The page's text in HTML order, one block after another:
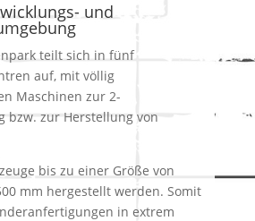
und
teilt sich in fünf
auf, mit völlig
Maschinen zur 2-
bzw. zur Herstellung von
bis zu einer Größe von
mm hergestellt werden. Somit
in extrem